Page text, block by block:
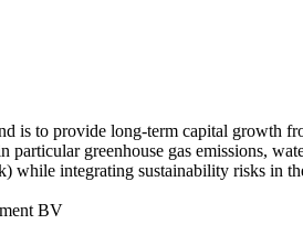
is to provide long-term capital growth
particular greenhouse gas emissions,
while integrating sustainability risks in
BV